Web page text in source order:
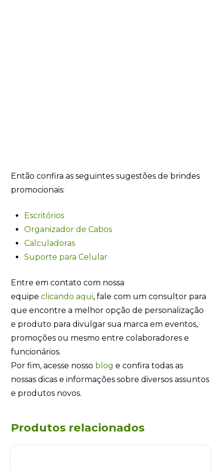
Então confira as seguintes sugestões de brindes
promocionais:
Escritórios
Organizador de Cabos
Calculadoras
Suporte para Celular
Entre em contato com nossa
equipeclicando aqui, fale com um consultor para
que encontre a melhor opção de personalização
e produto para divulgar sua marca em eventos,
promoções ou mesmo entre colaboradores e
funcionários.
Por fim, acesse nosso blog e confira todas as
nossas dicas e informações sobre diversos assuntos
e produtos novos.
Produtos relacionados